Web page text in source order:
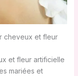
cheveux et fleur
et fleur artificielle
mariées et